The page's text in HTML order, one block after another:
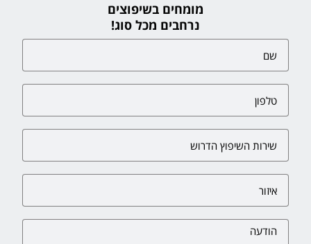
מומחים בשיפוצים
נרחבים מכל סוג!